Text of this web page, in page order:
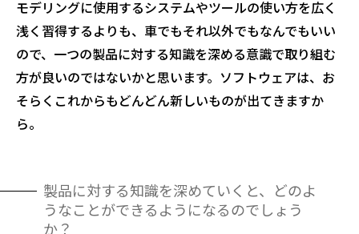
モデリングに使用するシステムやツールの使い方を広く
浅く習得するよりも、車でもそれ以外でもなんでもいい
ので、一つの製品に対する知識を深める意識で取り組む
方が良いのではないかと思います。ソフトウェアは、お
そらくこれからもどんどん新しいものが出てきますか
ら。
製品に対する知識を深めていくと、どのよ
うなことができるようになるのでしょう
か？